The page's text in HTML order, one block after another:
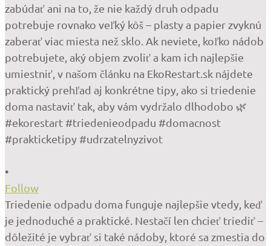
•
Follow
Triedenie odpadu doma funguje najlepšie vtedy, keď
je jednoduché a praktické. Nestačí len chcieť triediť –
dôležité je vybrať si také nádoby, ktoré sa zmestia do